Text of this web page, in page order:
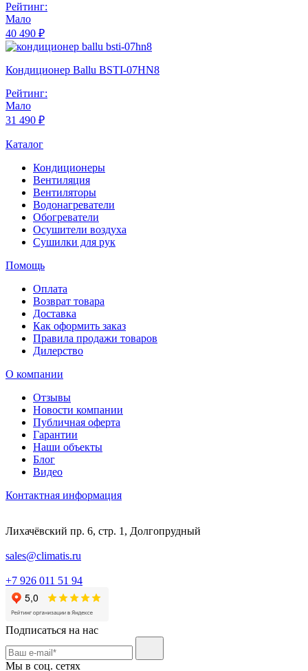
Рейтинг:
Мало
40 490 ₽
Кондиционер Ballu BSTI-07HN8
Рейтинг:
Мало
31 490 ₽
Каталог
Кондиционеры
Вентиляция
Вентиляторы
Водонагреватели
Обогреватели
Осушители воздуха
Сушилки для рук
Помощь
Оплата
Возврат товара
Доставка
Как оформить заказ
Правила продажи товаров
Дилерство
О компании
Отзывы
Новости компании
Публичная оферта
Гарантии
Наши объекты
Блог
Видео
Контактная информация
Лихачёвский пр. 6, стр. 1, Долгопрудный
sales@climatis.ru
+7 926 011 51 94
Подписаться на нас
Мы в соц. сетях